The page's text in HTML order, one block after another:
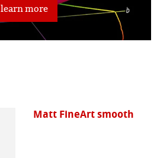
learn more
Matt FineArt smooth